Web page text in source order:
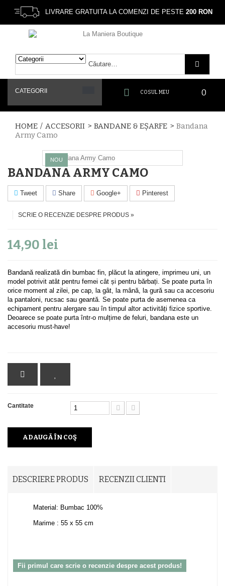
LIVRARE GRATUITA LA COMENZI DE PESTE 200 RON
COSUL MEU 0
CATEGORII
HOME / ACCESORII > BANDANE & EȘARFE > Bandana
Army Camo
NOU
BANDANA ARMY CAMO
Tweet Share Google+ Pinterest
SCRIE O RECENZIE DESPRE PRODUS »
14,90 lei
Bandană realizată din bumbac fin, plăcut la atingere, imprimeu uni, un
model potrivit atât pentru femei cât și pentru bărbați. Se poate purta în
orice moment al zilei, pe cap, la gât, la mână, la gură sau ca accesoriu
la pantaloni, rucsac sau geantă. Se poate purta de asemenea ca
echipament pentru alergare sau în timpul altor activități fizice sportive.
Deoarece se poate purta într-o mulțime de feluri, bandana este un
accesoriu must-have!
Cantitate
ADAUGĂ ÎN COŞ
DESCRIERE PRODUS RECENZII CLIENTI
Material: Bumbac 100%
Marime : 55 x 55 cm
Fii primul care scrie o recenzie despre acest produs!